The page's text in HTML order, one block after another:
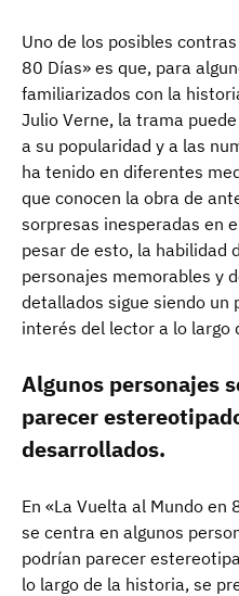
Uno de los posibles
80 Días» es que, para
familiarizados con la
Julio Verne, la trama
a su popularidad y a las
ha tenido en diferentes
que conocen la obra de
sorpresas inesperadas en
pesar de esto, la habilidad
personajes memorables y
detallados sigue siendo
interés del lector a lo largo
Algunos personajes
parecer
desarrollados.
En «La Vuelta al Mundo en
se centra en algunos
podrían parecer
lo largo de la historia, se